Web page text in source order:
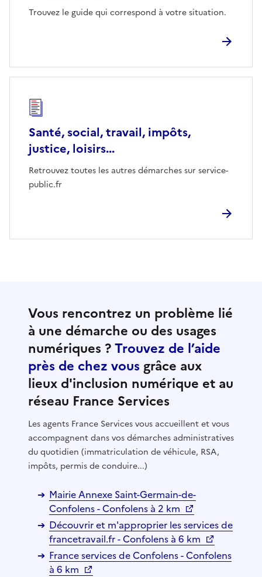
Trouvez le guide qui correspond à votre situation.
Santé, social, travail, impôts,
justice, loisirs...
Retrouvez toutes les autres démarches sur service-
public.fr
Vous rencontrez un problème lié
à une démarche ou des usages
numériques ?Trouvez de l’aide
près de chez vous grâce aux
lieux d'inclusion numérique et au
réseau France Services
Les agents France Services vous accueillent et vous
accompagnent dans vos démarches administratives
du quotidien (immatriculation de véhicule, RSA,
impôts, permis de conduire...)
Mairie Annexe Saint-Germain-de-
Confolens - Confolens à 2 km
Découvrir et m'approprier les services de
francetravail.fr - Confolens à 6 km
France services de Confolens - Confolens
à 6 km